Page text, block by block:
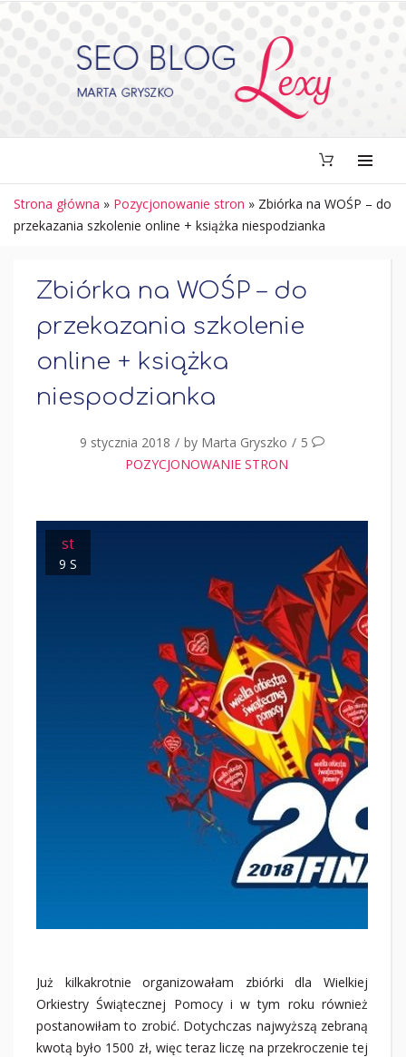
Strona główna » Pozycjonowanie stron » Zbiórka na WOŚP – do
przekazania szkolenie online + książka niespodzianka
Zbiórka na WOŚP – do
przekazania szkolenie
online + książka
niespodzianka
9 stycznia 2018 / by Marta Gryszko / 5
POZYCJONOWANIE STRON
st
9 S
Już kilkakrotnie organizowałam zbiórki dla Wielkiej
Orkiestry Świątecznej Pomocy i w tym roku również
postanowiłam to zrobić. Dotychczas najwyższą zebraną
kwotą było 1500 zł, więc teraz liczę na przekroczenie tej